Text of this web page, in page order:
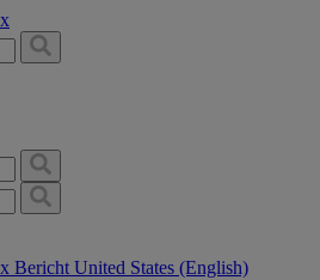
United States (English)